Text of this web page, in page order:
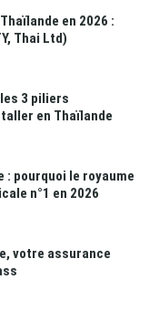
en 2026 :
Thai Ltd)
3 piliers
en Thaïlande
: pourquoi le royaume
n°1 en 2026
votre assurance